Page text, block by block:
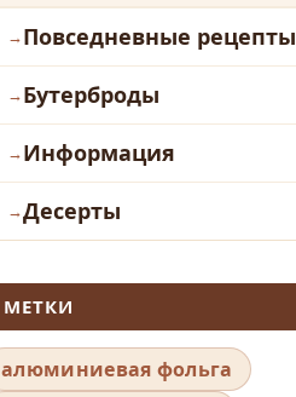
Повседневные рецепты
Бутерброды
Информация
Десерты
МЕТКИ
алюминиевая фольга